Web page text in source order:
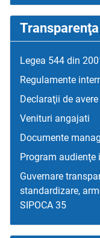
Legea 544 din
Regulamente
Declaraţii de avere
Venituri angajati
Documente
Program audienţe
Guvernare
standardizare,
SIPOCA 35